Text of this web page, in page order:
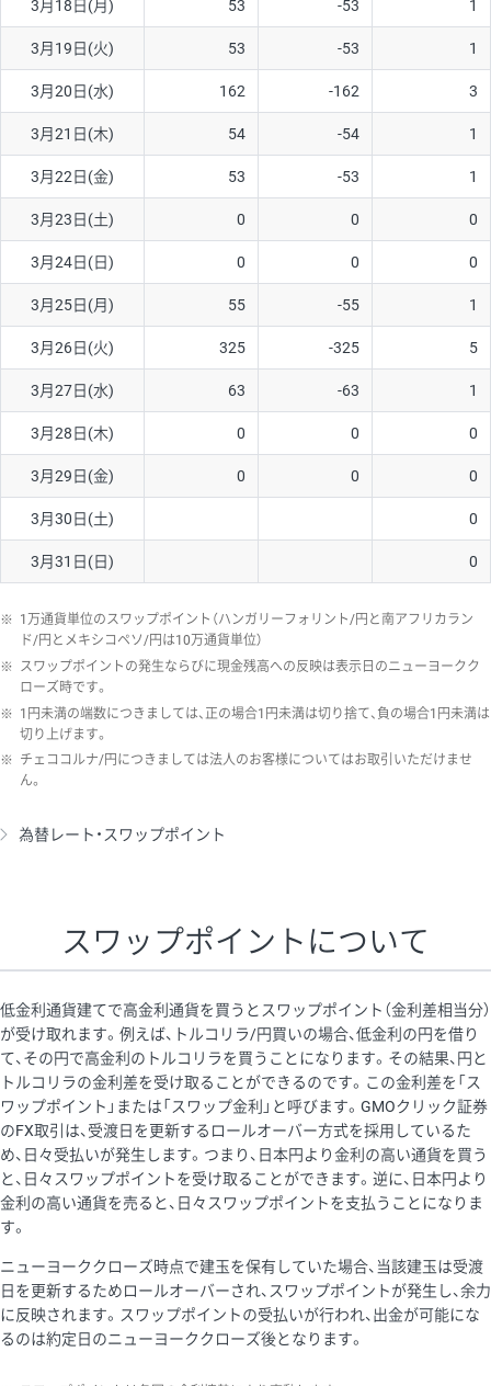
ソ/円は10万通貨単位。
3月18日(月) 53 -53 1
3月19日(火) 53 -53 1
3月20日(水) 162 -162 3
3月21日(木) 54 -54 1
3月22日(金) 53 -53 1
3月23日(土) 0 0 0
3月24日(日) 0 0 0
3月25日(月) 55 -55 1
3月26日(火) 325 -325 5
3月27日(水) 63 -63 1
3月28日(木) 0 0 0
3月29日(金) 0 0 0
3月30日(土) 0
3月31日(日) 0
※ 1万通貨単位のスワップポイント（ハンガリーフォリント/円と南アフリカラン
ド/円とメキシコペソ/円は10万通貨単位）
※ スワップポイントの発生ならびに現金残高への反映は表示日のニューヨークク
ローズ時です。
※ 1円未満の端数につきましては、正の場合1円未満は切り捨て、負の場合1円未満は
切り上げます。
※ チェココルナ/円につきましては法人のお客様についてはお取引いただけませ
ん。
為替レート・スワップポイント
スワップポイントについて
低金利通貨建てで高金利通貨を買うとスワップポイント（金利差相当分）
が受け取れます。例えば、トルコリラ/円買いの場合、低金利の円を借り
て、その円で高金利のトルコリラを買うことになります。その結果、円と
トルコリラの金利差を受け取ることができるのです。この金利差を「ス
ワップポイント」または「スワップ金利」と呼びます。GMOクリック証券
のFX取引は、受渡日を更新するロールオーバー方式を採用しているた
め、日々受払いが発生します。つまり、日本円より金利の高い通貨を買う
と、日々スワップポイントを受け取ることができます。逆に、日本円より
金利の高い通貨を売ると、日々スワップポイントを支払うことになりま
す。
ニューヨーククローズ時点で建玉を保有していた場合、当該建玉は受渡
日を更新するためロールオーバーされ、スワップポイントが発生し、余力
に反映されます。スワップポイントの受払いが行われ、出金が可能にな
るのは約定日のニューヨーククローズ後となります。